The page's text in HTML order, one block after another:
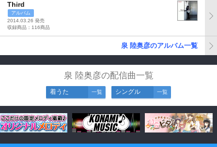
Third
アルバム
2014.03.26 発売
収録商品：116商品
泉 陸奥彦のアルバム一覧
泉 陸奥彦の配信曲一覧
着うた 一覧 シングル 一覧